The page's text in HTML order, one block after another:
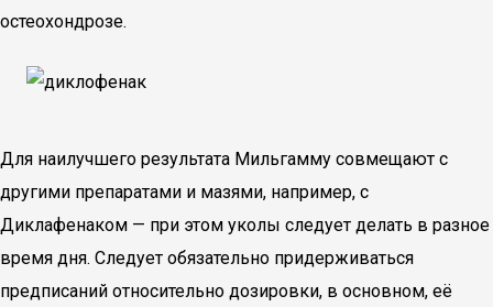
остеохондрозе.
Для наилучшего результата Мильгамму совмещают с
другими препаратами и мазями, например, с
Диклафенаком — при этом уколы следует делать в разное
время дня. Следует обязательно придерживаться
предписаний относительно дозировки, в основном, её